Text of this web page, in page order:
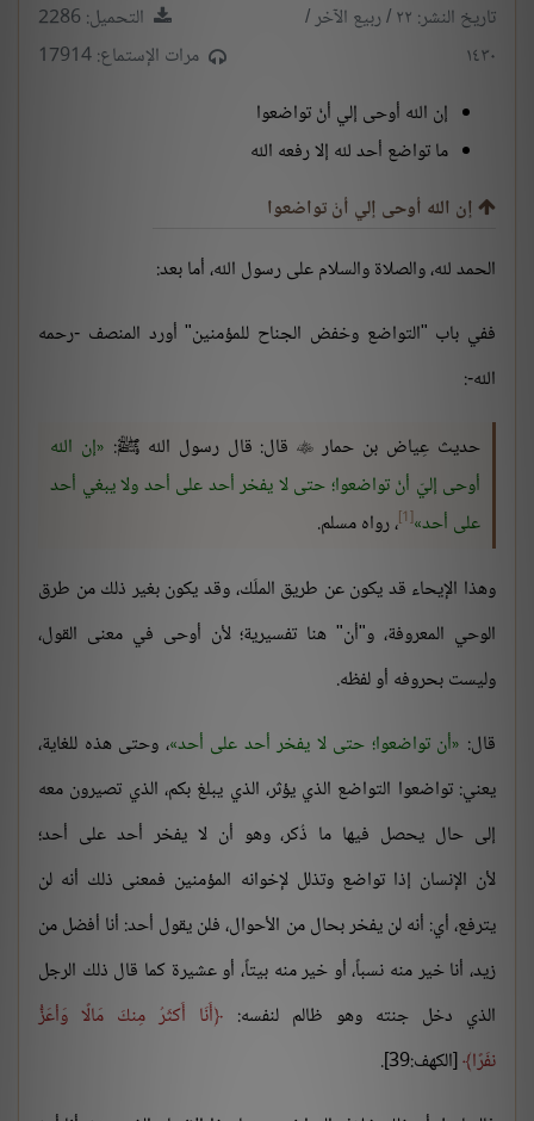
تاريخ النشر: ٢٢ / ربيع الآخر /
١٤٣٠
التحميل: 2286
مرات الإستماع: 17914
إن الله أوحى إلي أنْ تواضعوا
ما تواضع أحد لله إلا رفعه الله
إن الله أوحى إلي أنْ تواضعوا
الحمد لله، والصلاة والسلام على رسول الله، أما بعد:
ففي باب "التواضع وخفض الجناح للمؤمنين" أورد المنصف -رحمه
الله-:
حديث عِياض بن حمار قال: قال رسول الله ﷺ: إن الله
أوحى إليّ أنْ تواضعوا؛ حتى لا يفخر أحد على أحد ولا يبغي أحد
على أحد [1] ، رواه مسلم.
وهذا الإيحاء قد يكون عن طريق الملَك، وقد يكون بغير ذلك من طرق
الوحي المعروفة، و"أن" هنا تفسيرية؛ لأن أوحى في معنى القول،
وليست بحروفه أو لفظه.
قال: أن تواضعوا؛ حتى لا يفخر أحد على أحد ، وحتى هذه للغاية،
يعني: تواضعوا التواضع الذي يؤثر، الذي يبلغ بكم، الذي تصيرون معه
إلى حال يحصل فيها ما ذُكر، وهو أن لا يفخر أحد على أحد؛
لأن الإنسان إذا تواضع وتذلل لإخوانه المؤمنين فمعنى ذلك أنه لن
يترفع، أي: أنه لن يفخر بحال من الأحوال، فلن يقول أحد: أنا أفضل من
زيد، أنا خير منه نسباً، أو خير منه بيتاً، أو عشيرة كما قال ذلك الرجل
الذي دخل جنته وهو ظالم لنفسه:
أَنَا أَكثَرُ مِنكَ مَالًا وَأعَزُّ
نفَرًا [الكهف:39].